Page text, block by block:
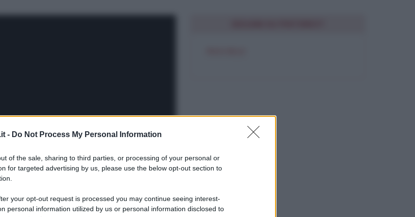
- Do Not Process My Personal Information
of the sale, sharing to third parties, or processing of your personal or
for targeted advertising by us, please use the below opt-out section to
your opt-out request is processed you may continue seeing interest-
personal information utilized by us or personal information disclosed to